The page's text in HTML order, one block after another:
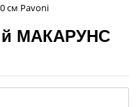
см Pavoni
МАКАРУНС